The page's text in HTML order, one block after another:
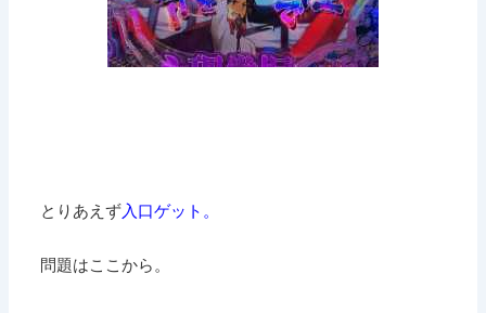
とりあえず入口ゲット。
問題はここから。